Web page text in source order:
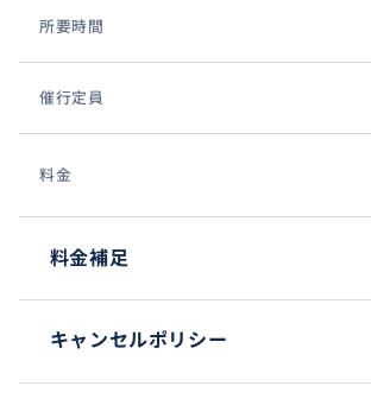
所要時間
催行定員
料金
料金補足
キャンセルポリシー